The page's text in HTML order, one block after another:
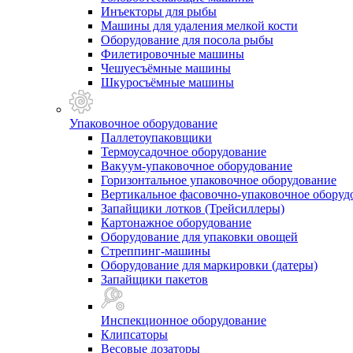
Инъекторы для рыбы
Машины для удаления мелкой кости
Оборудование для посола рыбы
Филетировочные машины
Чешуесъёмные машины
Шкуросъёмные машины
Упаковочное оборудование
Паллетоупаковщики
Термоусадочное оборудование
Вакуум-упаковочное оборудование
Горизонтальное упаковочное оборудование
Вертикальное фасовочно-упаковочное
Запайщики лотков (Трейсиллеры)
Картонажное оборудование
Оборудование для упаковки овощей
Стреппинг-машины
Оборудование для маркировки (датеры)
Запайщики пакетов
Инспекционное оборудование
Клипсаторы
Весовые дозаторы